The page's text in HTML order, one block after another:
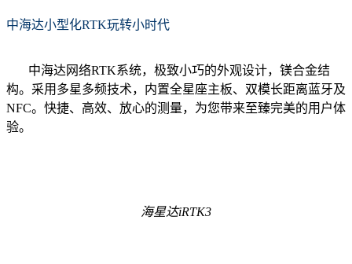
中海达小型化RTK玩转小时代
中海达网络RTK系统，极致小巧的外观设计，镁合金结
构。采用多星多频技术，内置全星座主板、双模长距离蓝牙及
NFC。快捷、高效、放心的测量，为您带来至臻完美的用户体
验。
海星达iRTK3